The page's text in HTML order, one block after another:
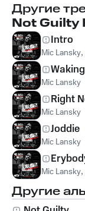
Другие
Not Guilty
Intro
Mic Lansky,
Mic Lansky
Right
Mic Lansky
Joddie
Mic Lansky
Mic Lansky,
Другие